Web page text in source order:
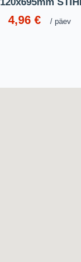
4,96 € päev